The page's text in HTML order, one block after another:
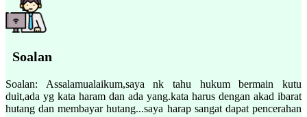
Soalan
Soalan: Assalamualaikum,saya nk tahu hukum bermain kutu
duit,ada yg kata haram dan ada yang.kata harus dengan akad ibarat
hutang dan membayar hutang...saya harap sangat dapat pencerahan